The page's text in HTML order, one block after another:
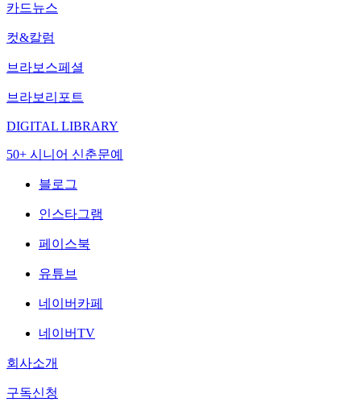
카드뉴스
컷&칼럼
브라보스페셜
브라보리포트
DIGITAL LIBRARY
50+ 시니어 신춘문예
블로그
인스타그램
페이스북
유튜브
네이버카페
네이버TV
회사소개
구독신청